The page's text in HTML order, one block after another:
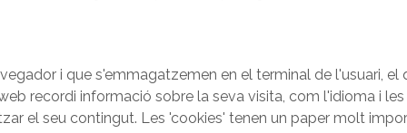
i que s'emmagatzemen en el terminal de l'usuari, el
recordi informació sobre la seva visita, com l'idioma i
el seu contingut. Les 'cookies' tenen un paper molt